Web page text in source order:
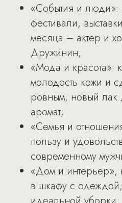
«События и
фестивали,
месяца – актер и
Дружинин;
«Мода и красота»:
молодость кожи и
ровным; новый лак
аромат;
«Семья и
пользу и
современному
«Дом и
в шкафу с